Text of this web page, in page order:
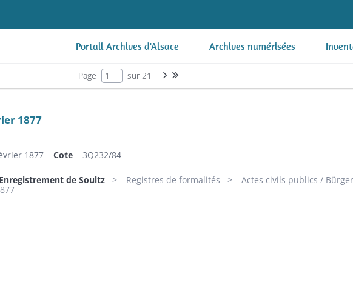
Portail Archives d'Alsace Archives numérisées
Page sur 21 Page suivante : 1/21
1877
1877 Cote 3Q232/84
de Soultz Registres de formalités
Actes civils publics /